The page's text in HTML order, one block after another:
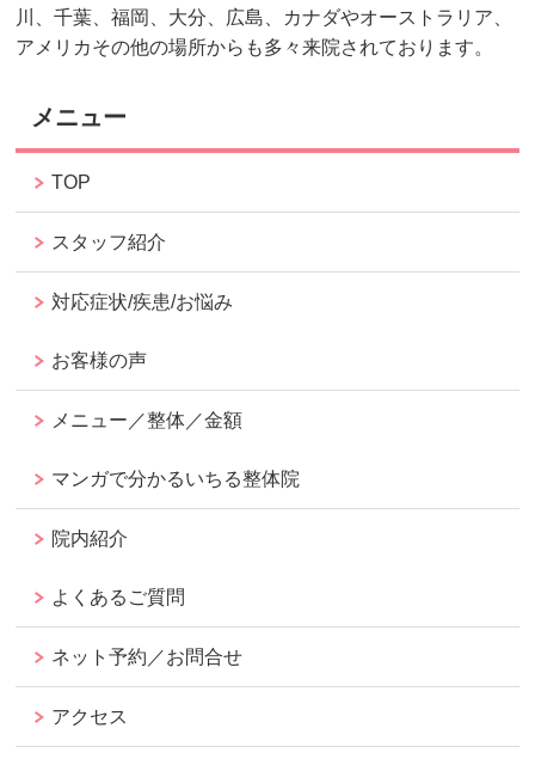
川、千葉、福岡、大分、広島、カナダやオーストラリア、
アメリカその他の場所からも多々来院されております。
メニュー
TOP
スタッフ紹介
対応症状/疾患/お悩み
お客様の声
メニュー／整体／金額
マンガで分かるいちる整体院
院内紹介
よくあるご質問
ネット予約／お問合せ
アクセス